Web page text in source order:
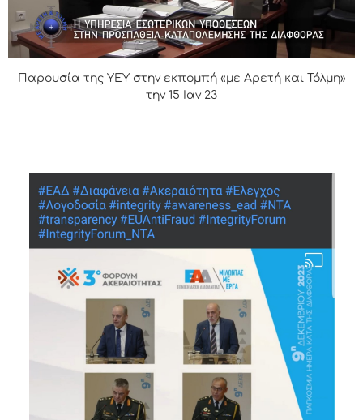
Παρουσία της ΥΕΥ στην εκπομπή «με Αρετή και Τόλμη»
την 15 Ιαν 23